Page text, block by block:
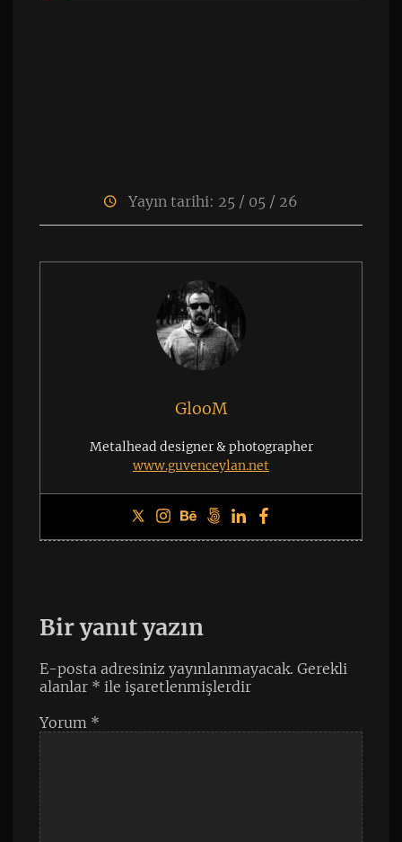
Yayın tarihi: 25 / 05 / 26
GlooM
Metalhead designer & photographer
www.guvenceylan.net
Bir yanıt yazın
E-posta adresiniz yayınlanmayacak. Gerekli
alanlar * ile işaretlenmişlerdir
Yorum *